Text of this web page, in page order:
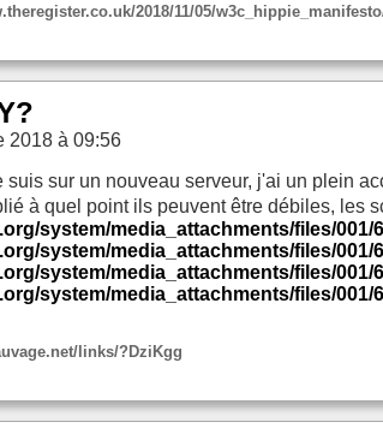
2018/11/05/
2018 à 09:56
suis sur un nouveau serveur, j'ai un plein
à quel point ils peuvent être débiles, les
system/media_attachments/files/001/
system/media_attachments/files/001/
system/media_attachments/files/001/
system/media_attachments/files/001/
links/?DziKgg